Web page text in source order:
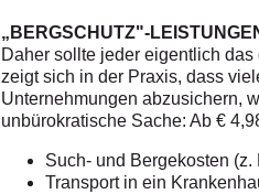
„BERGSCHUTZ"-
Daher sollte jeder eigentlich
zeigt sich in der Praxis, dass
Unternehmungen abzusichern,
unbürokratische Sache: Ab €
Such- und Bergekosten
Transport in ein